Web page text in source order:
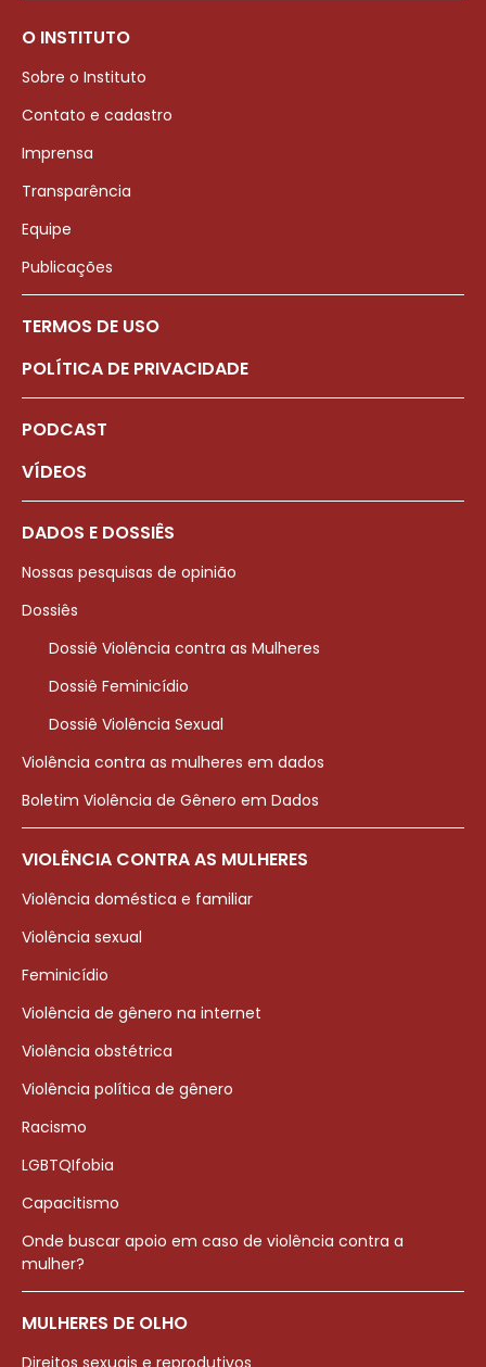
O INSTITUTO
Sobre o Instituto
Contato e cadastro
Imprensa
Transparência
Equipe
Publicações
TERMOS DE USO
POLÍTICA DE PRIVACIDADE
PODCAST
VÍDEOS
DADOS E DOSSIÊS
Nossas pesquisas de opinião
Dossiês
Dossiê Violência contra as Mulheres
Dossiê Feminicídio
Dossiê Violência Sexual
Violência contra as mulheres em dados
Boletim Violência de Gênero em Dados
VIOLÊNCIA CONTRA AS MULHERES
Violência doméstica e familiar
Violência sexual
Feminicídio
Violência de gênero na internet
Violência obstétrica
Violência política de gênero
Racismo
LGBTQIfobia
Capacitismo
Onde buscar apoio em caso de violência contra a
mulher?
MULHERES DE OLHO